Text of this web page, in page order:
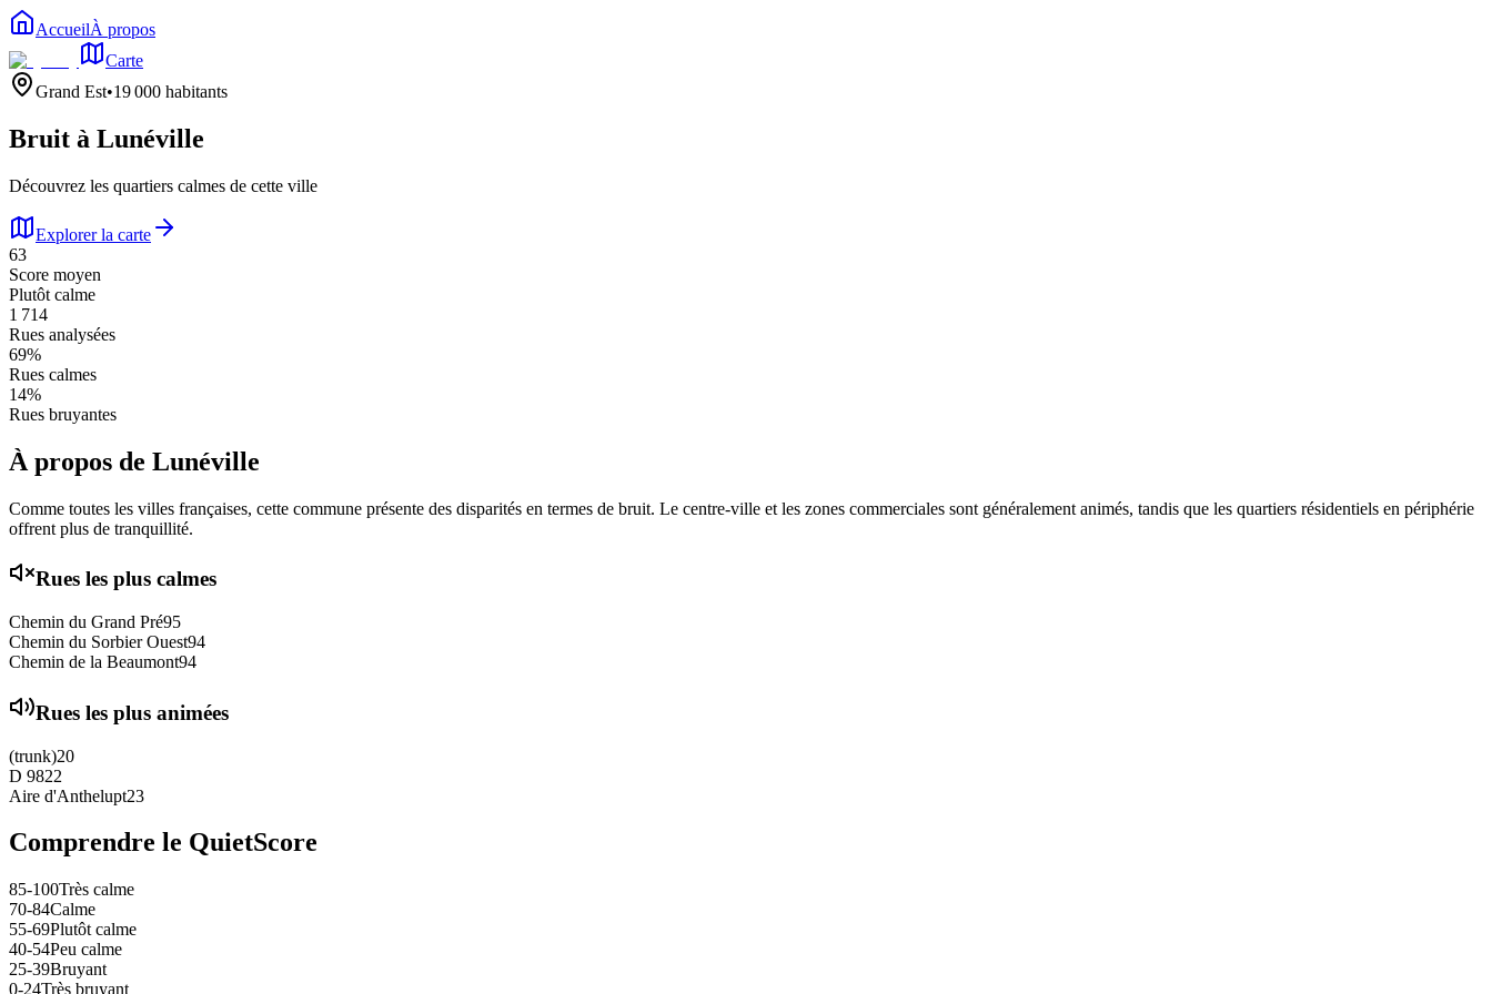
AccueilÀ propos
Carte
Grand Est•19 000 habitants
Bruit à Lunéville
Découvrez les quartiers calmes de cette ville
Explorer la carte
63
Score moyen
Plutôt calme
1 714
Rues analysées
69%
Rues calmes
14%
Rues bruyantes
À propos de Lunéville
Comme toutes les villes françaises, cette commune présente des disparités en termes de bruit. Le centre-ville et les zones commerciales sont généralement animés, tandis que les quartiers résidentiels en périphérie
offrent plus de tranquillité.
Rues les plus calmes
Chemin du Grand Pré95
Chemin du Sorbier Ouest94
Chemin de la Beaumont94
Rues les plus animées
(trunk)20
D 9822
Aire d'Anthelupt23
Comprendre le QuietScore
85-100Très calme
70-84Calme
55-69Plutôt calme
40-54Peu calme
25-39Bruyant
0-24Très bruyant